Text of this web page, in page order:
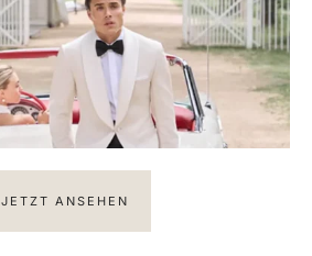
JETZT ANSEHEN